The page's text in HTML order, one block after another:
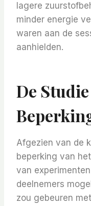
lagere
minder energie
waren aan de
aanhielden.
De
Afgezien van de
beperking van
van
deelnemers
zou gebeuren